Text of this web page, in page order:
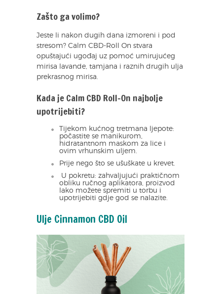
Zašto ga volimo?
Jeste li nakon dugih dana izmoreni i pod
stresom? Calm CBD-Roll On stvara
opuštajući ugođaj uz pomoć umirujućeg
mirisa lavande, tamjana i raznih drugih ulja
prekrasnog mirisa.
Kada je Calm CBD Roll-On najbolje
upotrijebiti?
Tijekom kućnog tretmana ljepote:
počastite se manikurom,
hidratantnom maskom za lice i
ovim vrhunskim uljem.
Prije nego što se ušuškate u krevet.
U pokretu: zahvaljujući praktičnom
obliku ručnog aplikatora, proizvod
lako možete spremiti u torbu i
upotrijebiti gdje god se nalazite.
Ulje Cinnamon CBD Oil